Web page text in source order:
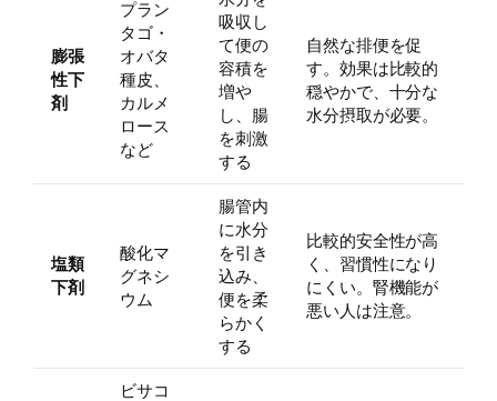
膨張
性下
剤
プラン
タゴ・
オバタ
種皮、
カルメ
ロース
など
吸収し
て便の
容積を
増や
し、腸
を刺激
する
自然な排便を促
す。効果は比較的
穏やかで、十分な
水分摂取が必要。
塩類
下剤
酸化マ
グネシ
ウム
腸管内
に水分
を引き
込み、
便を柔
らかく
する
比較的安全性が高
く、習慣性になり
にくい。腎機能が
悪い人は注意。
ビサコ